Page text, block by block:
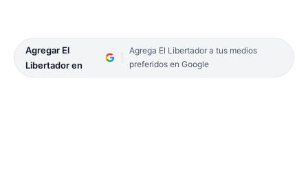
Agregar El
Libertador en
Agrega El Libertador a tus medios
preferidos en Google